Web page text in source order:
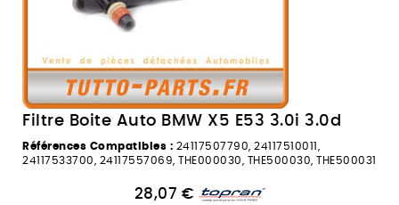
Filtre Boite Auto BMW X5 E53 3.0i 3.0d
Références Compatibles : 24117507790, 24117510011,
24117533700, 24117557069, THE000030, THE500030, THE500031
28,07 €